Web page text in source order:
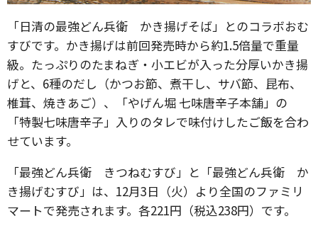
「日清の最強どん兵衛 かき揚げそば」とのコラボおむ
すびです。かき揚げは前回発売時から約1.5倍量で重量
級。たっぷりのたまねぎ・小エビが入った分厚いかき揚
げと、6種のだし（かつお節、煮干し、サバ節、昆布、
椎茸、焼きあご）、「やげん堀 七味唐辛子本舗」の
「特製七味唐辛子」入りのタレで味付けしたご飯を合わ
せています。
「最強どん兵衛 きつねむすび」と「最強どん兵衛 か
き揚げむすび」は、12月3日（火）より全国のファミリ
マートで発売されます。各221円（税込238円）です。